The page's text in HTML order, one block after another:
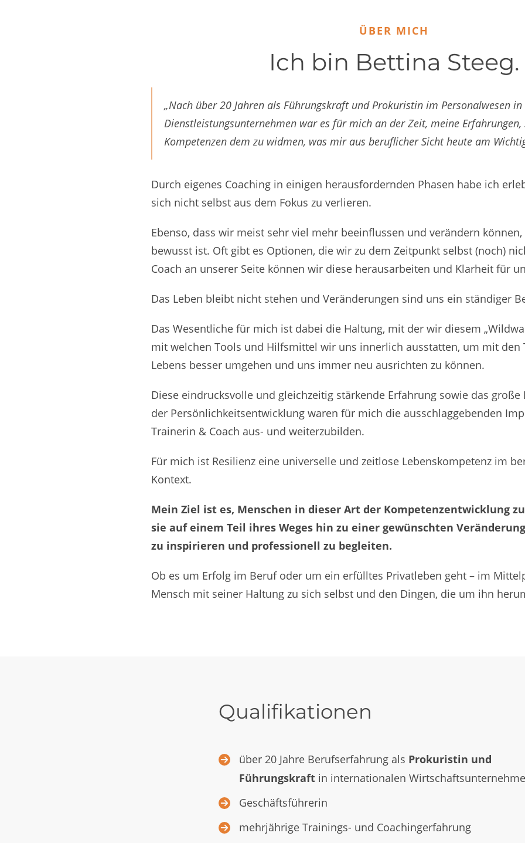
ÜBER MICH
Ich bin Bettina Steeg.
„Nach über 20 Jahren als Führungskraft und Prokuristin im Personalwesen
Dienstleistungsunternehmen war es für mich an der Zeit, meine Erfahrungen,
Kompetenzen dem zu widmen, was mir aus beruflicher Sicht heute am
Durch eigenes Coaching in einigen herausfordernden Phasen habe ich
sich nicht selbst aus dem Fokus zu verlieren.
Ebenso, dass wir meist sehr viel mehr beeinflussen und verändern
bewusst ist. Oft gibt es Optionen, die wir zu dem Zeitpunkt selbst (noch)
Coach an unserer Seite können wir diese herausarbeiten und Klarheit für
Das Leben bleibt nicht stehen und Veränderungen sind uns ein ständiger
Das Wesentliche für mich ist dabei die Haltung, mit der wir diesem
mit welchen Tools und Hilfsmittel wir uns innerlich ausstatten, um mit den
Lebens besser umgehen und uns immer neu ausrichten zu können.
Diese eindrucksvolle und gleichzeitig stärkende Erfahrung sowie das große
der Persönlichkeitsentwicklung waren für mich die ausschlaggebenden
Trainerin & Coach aus- und weiterzubilden.
Für mich ist Resilienz eine universelle und zeitlose Lebenskompetenz im
Kontext.
Mein Ziel ist es, Menschen in dieser Art der Kompetenzentwicklung
sie auf einem Teil ihres Weges hin zu einer gewünschten
zu inspirieren und professionell zu begleiten.
Ob es um Erfolg im Beruf oder um ein erfülltes Privatleben geht – im
Mensch mit seiner Haltung zu sich selbst und den Dingen, die um ihn
Qualifikationen
über 20 Jahre Berufserfahrung als Prokuristin und
Führungskraft in internationalen
Geschäftsführerin
mehrjährige Trainings- und Coachingerfahrung